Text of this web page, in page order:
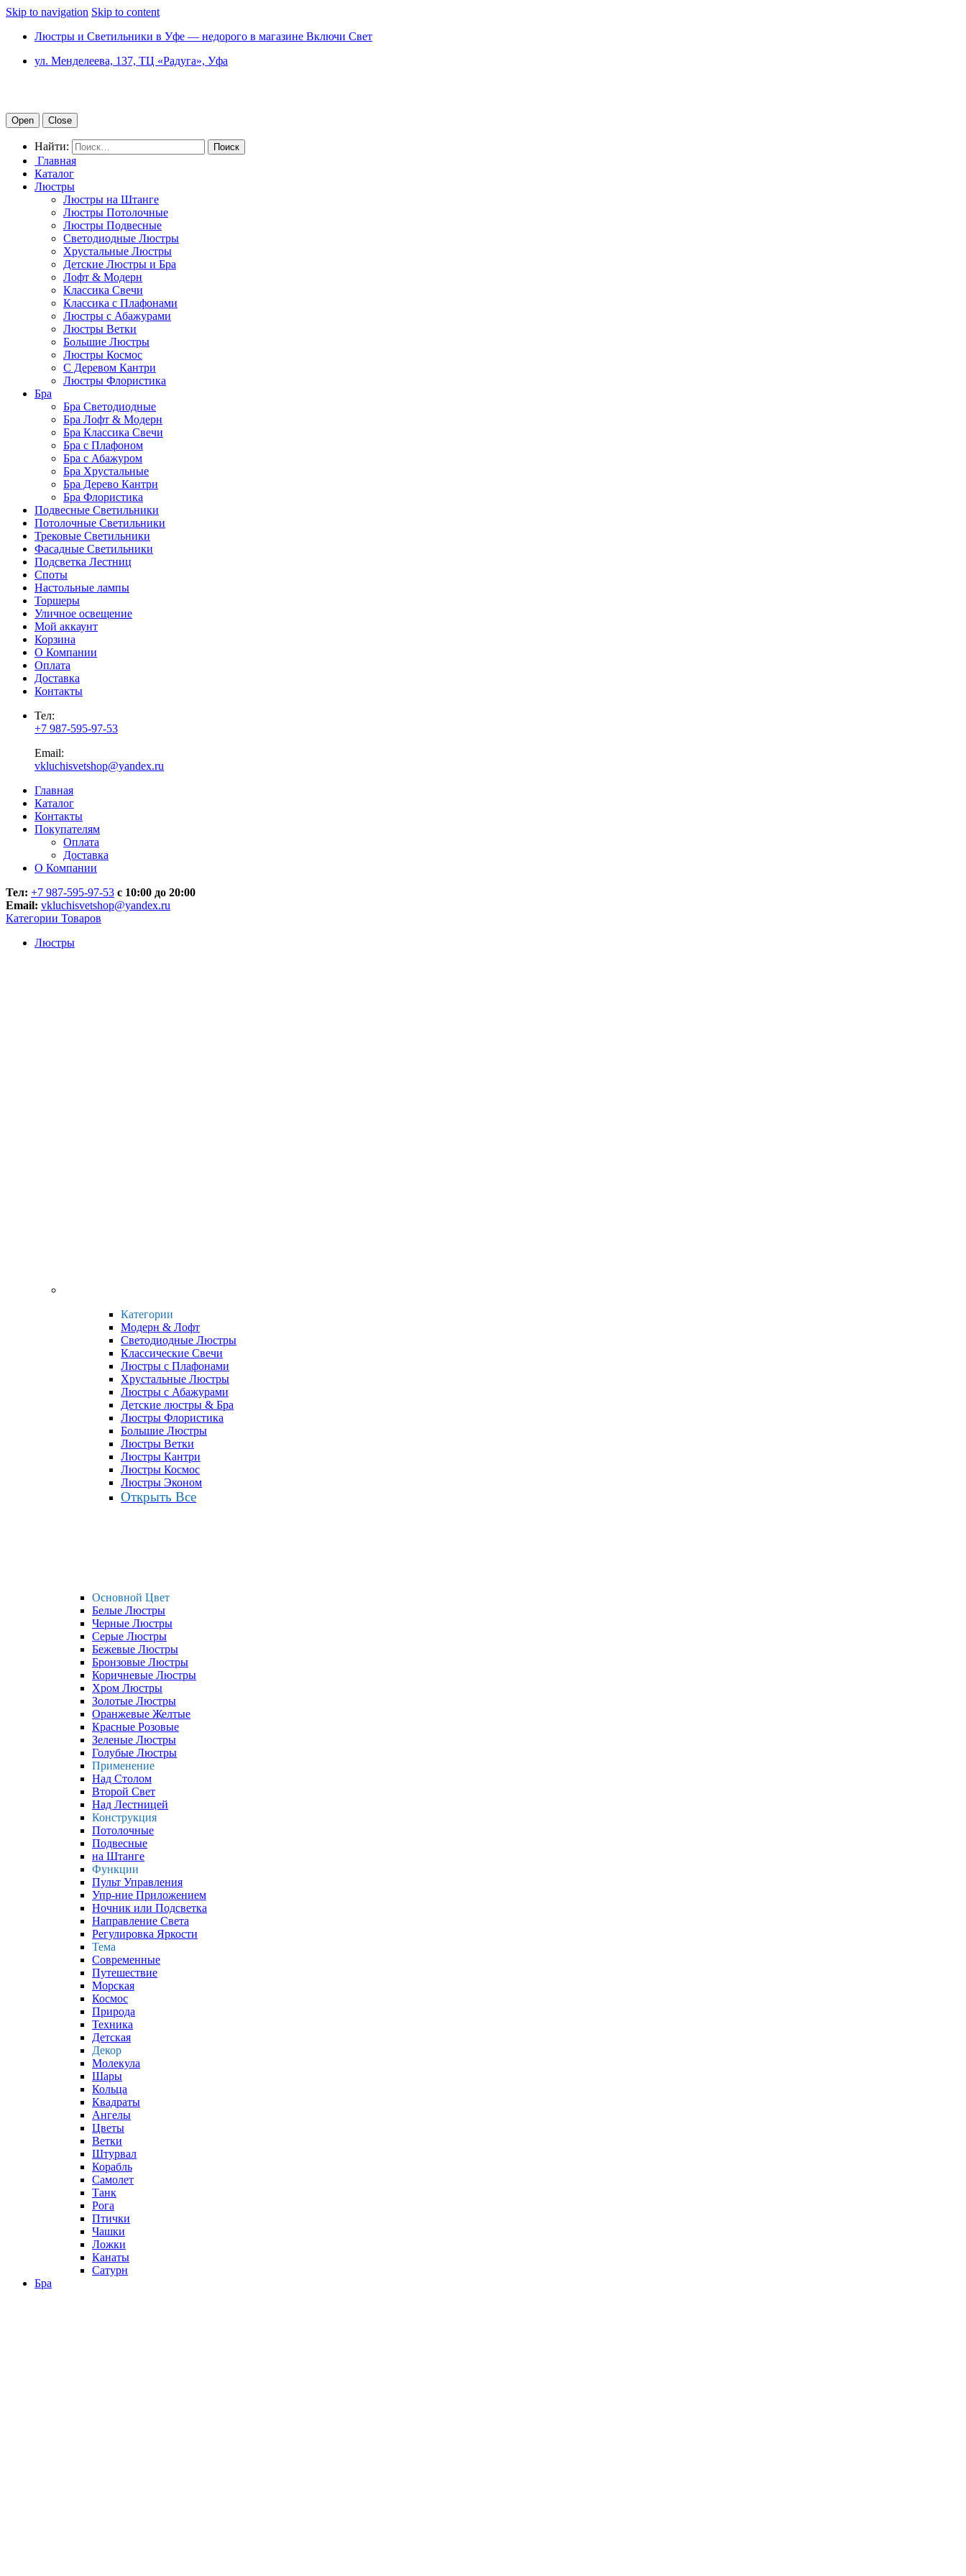
Skip to navigation Skip to content
Люстры и Светильники в Уфе — недорого в магазине Включи Свет
ул. Менделеева, 137, ТЦ «Радуга», Уфа
Open Close
Найти:
Главная
Каталог
Люстры
Люстры на Штанге
Люстры Потолочные
Люстры Подвесные
Светодиодные Люстры
Хрустальные Люстры
Детские Люстры и Бра
Лофт & Модерн
Классика Свечи
Классика с Плафонами
Люстры с Абажурами
Люстры Ветки
Большие Люстры
Люстры Космос
С Деревом Кантри
Люстры Флористика
Бра
Бра Светодиодные
Бра Лофт & Модерн
Бра Классика Свечи
Бра с Плафоном
Бра с Абажуром
Бра Хрустальные
Бра Дерево Кантри
Бра Флористика
Подвесные Светильники
Потолочные Светильники
Трековые Светильники
Фасадные Светильники
Подсветка Лестниц
Споты
Настольные лампы
Торшеры
Уличное освещение
Мой аккаунт
Корзина
О Компании
Оплата
Доставка
Контакты
Тел:
+7 987-595-97-53
Email:
vkluchisvetshop@yandex.ru
Главная
Каталог
Контакты
Покупателям
Оплата
Доставка
О Компании
Тел: +7 987-595-97-53 с 10:00 до 20:00
Email: vkluchisvetshop@yandex.ru
Категории Товаров
Люстры
Категории
Модерн & Лофт
Светодиодные Люстры
Классические Свечи
Люстры с Плафонами
Хрустальные Люстры
Люстры с Абажурами
Детские люстры & Бра
Люстры Флористика
Большие Люстры
Люстры Ветки
Люстры Кантри
Люстры Космос
Люстры Эконом
Открыть Все
Основной Цвет
Белые Люстры
Черные Люстры
Серые Люстры
Бежевые Люстры
Бронзовые Люстры
Коричневые Люстры
Хром Люстры
Золотые Люстры
Оранжевые Желтые
Красные Розовые
Зеленые Люстры
Голубые Люстры
Применение
Над Столом
Второй Свет
Над Лестницей
Конструкция
Потолочные
Подвесные
на Штанге
Функции
Пульт Управления
Упр-ние Приложением
Ночник или Подсветка
Направление Света
Регулировка Яркости
Тема
Современные
Путешествие
Морская
Космос
Природа
Техника
Детская
Декор
Молекула
Шары
Кольца
Квадраты
Ангелы
Цветы
Ветки
Штурвал
Корабль
Самолет
Танк
Рога
Птички
Чашки
Ложки
Канаты
Сатурн
Бра